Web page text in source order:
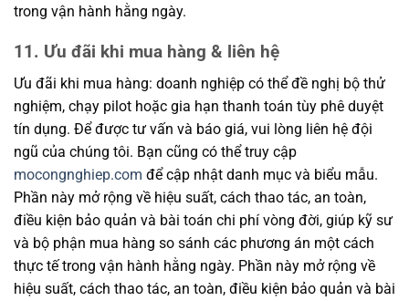
trong vận hành hằng ngày.
11. Ưu đãi khi mua hàng & liên hệ
Ưu đãi khi mua hàng: doanh nghiệp có thể đề nghị bộ thử
nghiệm, chạy pilot hoặc gia hạn thanh toán tùy phê duyệt
tín dụng. Để được tư vấn và báo giá, vui lòng liên hệ đội
ngũ của chúng tôi. Bạn cũng có thể truy cập
mocongnghiep.com để cập nhật danh mục và biểu mẫu.
Phần này mở rộng về hiệu suất, cách thao tác, an toàn,
điều kiện bảo quản và bài toán chi phí vòng đời, giúp kỹ sư
và bộ phận mua hàng so sánh các phương án một cách
thực tế trong vận hành hằng ngày. Phần này mở rộng về
hiệu suất, cách thao tác, an toàn, điều kiện bảo quản và bài